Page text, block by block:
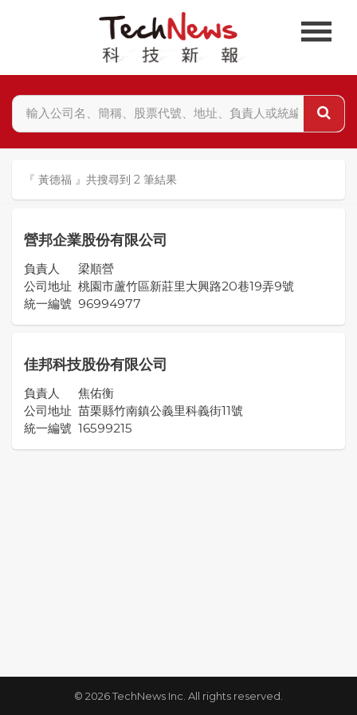
『 黃德福 』共搜尋到 2 筆結果
營邦企業股份有限公司
負責人
梁順營
公司地址 桃園市蘆竹區新莊里大興路20巷19弄9號
統一編號 96994977
佳邦科技股份有限公司
負責人
焦佑衡
公司地址 苗栗縣竹南鎮公義里科義街11號
統一編號 16599215
© 2026 TechNews Inc. All rights reserved.